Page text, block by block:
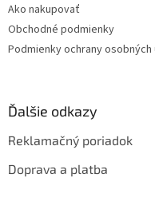
Ako nakupovať
Obchodné podmienky
Podmienky ochrany osobných
Ďalšie odkazy
Reklamačný poriadok
Doprava a platba